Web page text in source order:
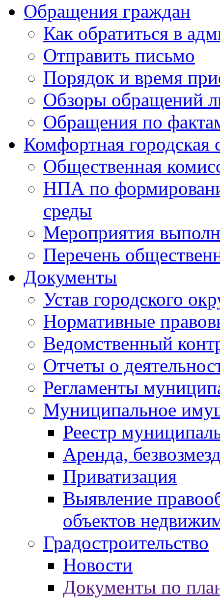
Обращения граждан
Как обратиться в
Отправить письмо
Порядок и время
Обзоры обращений
Обращения по
Комфортная городская
Общественная
НПА по
среды
Мероприятия
Перечень
Документы
Устав городского
Нормативные
Ведомственный
Отчеты о
Регламенты
Муниципальное
Реестр
Аренда,
Приватизация
Выявление
объектов
Градостроительство
Новости
Документы по